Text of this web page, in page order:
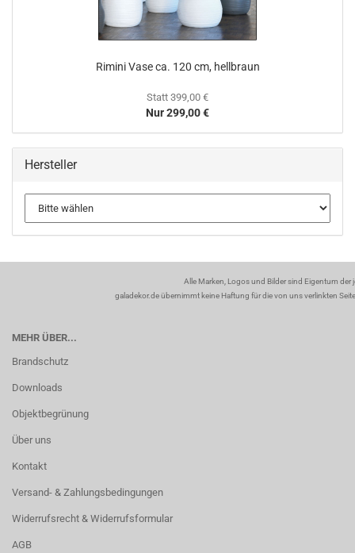
Rimini Vase ca. 120 cm, hellbraun
Statt 399,00 €
Nur 299,00 €
Hersteller
Alle Marken, Logos und Bilder sind Eigentum
galadekor.de übernimmt keine Haftung für die von uns verlinkten
MEHR ÜBER...
Brandschutz
Downloads
Objektbegrünung
Über uns
Kontakt
Versand- & Zahlungsbedingungen
Widerrufsrecht & Widerrufsformular
AGB